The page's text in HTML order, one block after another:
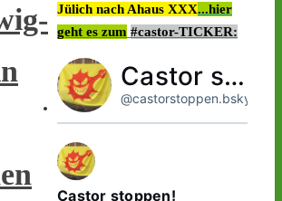
Jülich nach Ahaus XXX...hier
geht es zum #castor-TICKER:
Castor stoppen!
Castor stoppen!